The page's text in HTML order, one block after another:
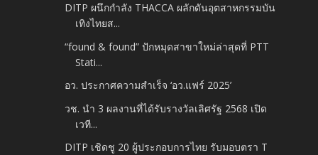
DITP ผนึกกำลัง THACCA ผลักดันอุตสาหกรรมบัน
เทิงไทยส...
“found & found” ปักหมุดสาขาใหม่ล่าสุดที่ PTT
Stati...
อว. ประกาศความสำเร็จ ‘อว.แฟร์ 2025’
วช. นำ 3 ผลงานที่ได้รับรางวัลเลิศรัฐ 2568 เปิด
เวที...
DITP เชิดชู 20 ผู้ประกอบการไทย รับมอบตรา T